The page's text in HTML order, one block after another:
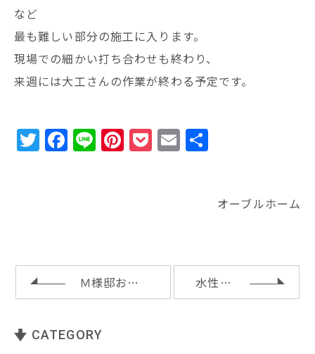
など
最も難しい部分の施工に入ります。
現場での細かい打ち合わせも終わり、
来週には大工さんの作業が終わる予定です。
T
w
F
a
o
k
Li
n
Pi
n
P
o
E
m
オーブルホーム
Ｍ様邸お引渡し 水性塗料
CATEGORY